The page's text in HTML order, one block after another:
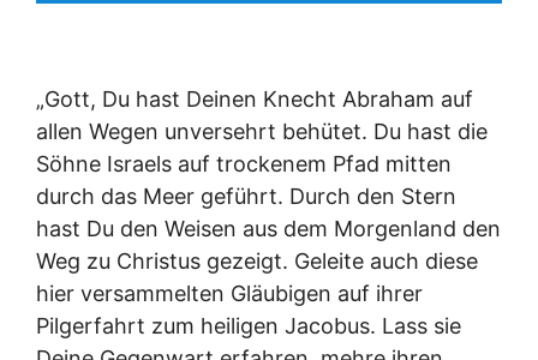
„Gott, Du hast Deinen Knecht Abraham auf
allen Wegen unversehrt behütet. Du hast die
Söhne Israels auf trockenem Pfad mitten
durch das Meer geführt. Durch den Stern
hast Du den Weisen aus dem Morgenland den
Weg zu Christus gezeigt. Geleite auch diese
hier versammelten Gläubigen auf ihrer
Pilgerfahrt zum heiligen Jacobus. Lass sie